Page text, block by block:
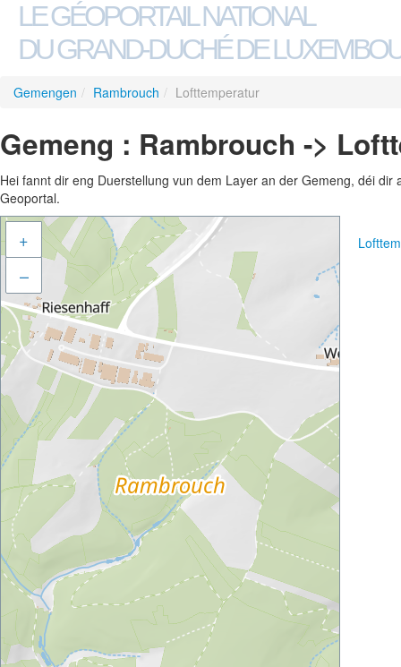
LE GÉOPORTAIL NATIONAL
DU GRAND-DUCHÉ DE
Gemengen / Rambrouch / Lofttemperatur
Gemeng : Rambrouch ->
Hei fannt dir eng Duerstellung vun dem Layer an der Gemeng, déi
Geoportal.
+
–